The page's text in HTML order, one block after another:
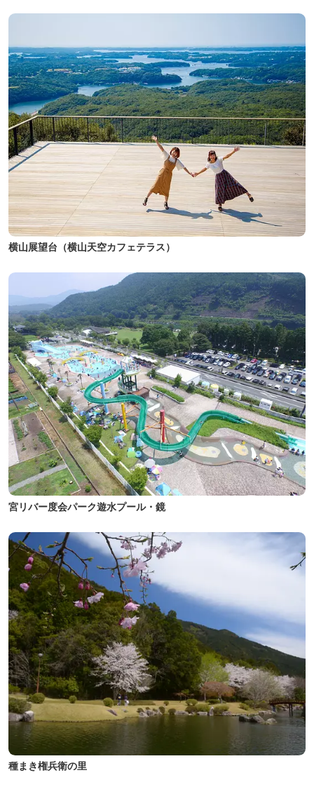
横山展望台（横山天空カフェテラス）
宮リバー度会パーク遊水プール・鏡
種まき権兵衛の里